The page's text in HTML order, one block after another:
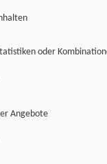
oder
Angebote